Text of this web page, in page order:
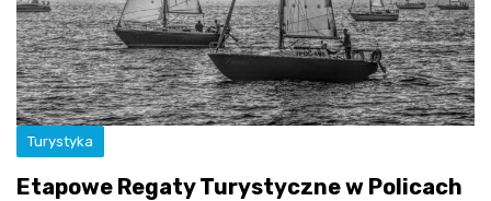
Turystyka
Etapowe Regaty Turystyczne w Policach